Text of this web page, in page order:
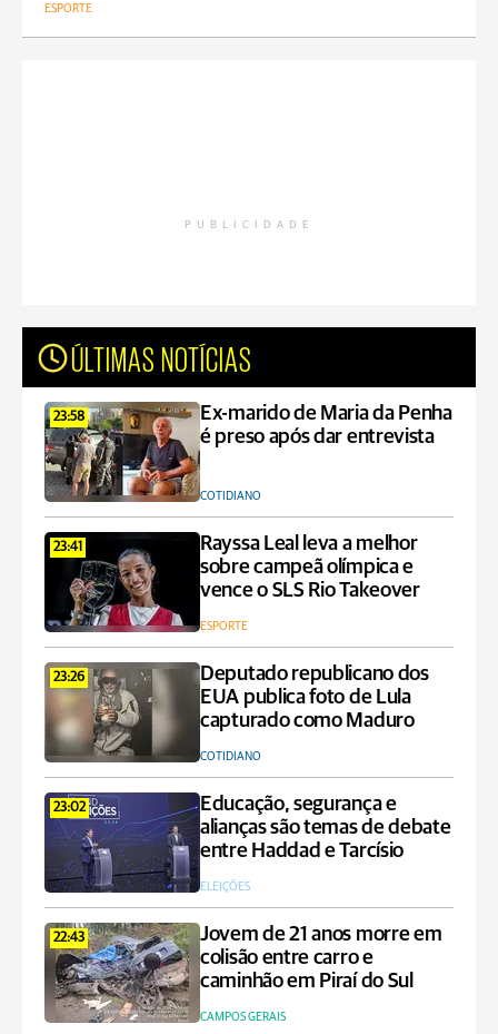
ESPORTE
PUBLICIDADE
ÚLTIMAS NOTÍCIAS
23:58
Ex-marido de Maria da Penha
é preso após dar entrevista
COTIDIANO
23:41
Rayssa Leal leva a melhor
sobre campeã olímpica e
vence o SLS Rio Takeover
ESPORTE
23:26
Deputado republicano dos
EUA publica foto de Lula
capturado como Maduro
COTIDIANO
23:02
Educação, segurança e
alianças são temas de debate
entre Haddad e Tarcísio
ELEIÇÕES
22:43
Jovem de 21 anos morre em
colisão entre carro e
caminhão em Piraí do Sul
CAMPOS GERAIS